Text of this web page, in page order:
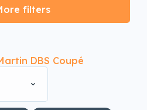
filters
DBS Coupé